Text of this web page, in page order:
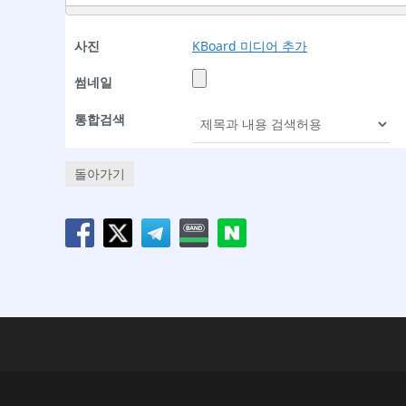
사진 KBoard 미디어 추가
썸네일
통합검색
돌아가기